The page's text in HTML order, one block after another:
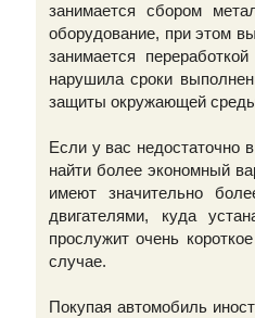
занимается сбором
оборудование, при этом
занимается
нарушила сроки
защиты окружающей
Если у вас недостаточно
найти более экономный
имеют значительно
двигателями, куда
прослужит очень
случае.
Покупая автомобиль